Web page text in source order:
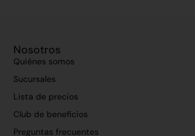
Nosotros
Quiénes somos
Sucursales
Lista de precios
Club de beneficios
Preguntas frecuentes